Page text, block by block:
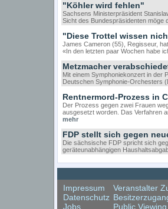
"Köhler wird fehlen"
Sachsens Ministerpräsident
Sicht des Bundespräsidenten möge
"Diese Trottel wissen
James Cameron (55), Regisseur,
«In den letzten paar Wochen habe
Metzmacher
Mit einem Symphoniekonzert in der
Deutschen Symphonie-Orchesters
Rentnermord-Prozess in
Der Prozess gegen zwei Frauen
ausgesetzt worden. Das Verfahren
mehr
FDP stellt sich gegen
Die sächsische FDP spricht sich
geräteunabhängigen
Impressum
Datenschutz
Jobs
Veranstalter
Public